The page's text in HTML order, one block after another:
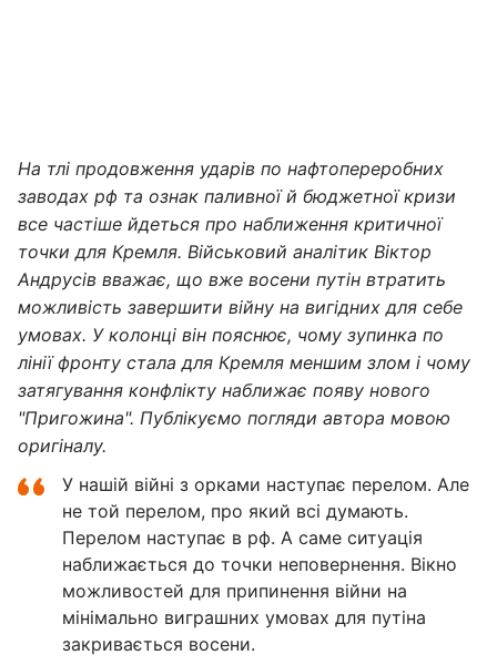
На тлі продовження ударів по нафтопереробних
заводах рф та ознак паливної й бюджетної кризи
все частіше йдеться про наближення критичної
точки для Кремля. Військовий аналітик Віктор
Андрусів вважає, що вже восени путін втратить
можливість завершити війну на вигідних для себе
умовах. У колонці він пояснює, чому зупинка по
лінії фронту стала для Кремля меншим злом і чому
затягування конфлікту наближає появу нового
"Пригожина". Публікуємо погляди автора мовою
оригіналу.
У нашій війні з орками наступає перелом. Але
не той перелом, про який всі думають.
Перелом наступає в рф. А саме ситуація
наближається до точки неповернення. Вікно
можливостей для припинення війни на
мінімально виграшних умовах для путіна
закривається восени.